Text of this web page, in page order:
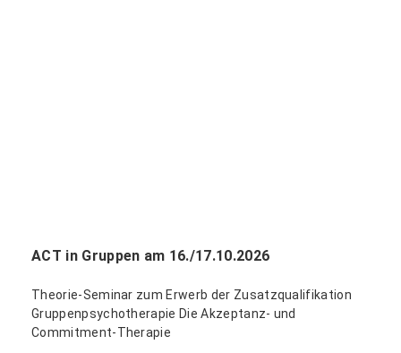
ACT in Gruppen am 16./17.10.2026
Theorie-Seminar zum Erwerb der Zusatzqualifikation
Gruppenpsychotherapie Die Akzeptanz- und
Commitment-Therapie